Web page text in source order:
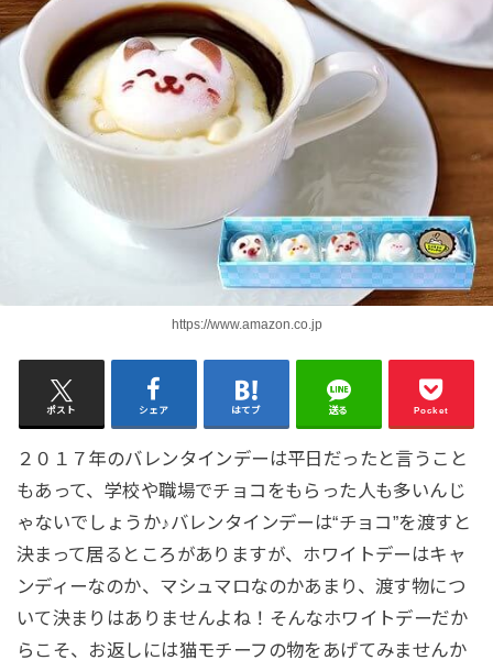
https://www.amazon.co.jp
ポスト シェア はてブ 送る Pocket
２０１７年のバレンタインデーは平日だったと言うこと
もあって、学校や職場でチョコをもらった人も多いんじ
ゃないでしょうか♪バレンタインデーは“チョコ”を渡すと
決まって居るところがありますが、ホワイトデーはキャ
ンディーなのか、マシュマロなのかあまり、渡す物につ
いて決まりはありませんよね！そんなホワイトデーだか
らこそ、お返しには猫モチーフの物をあげてみませんか